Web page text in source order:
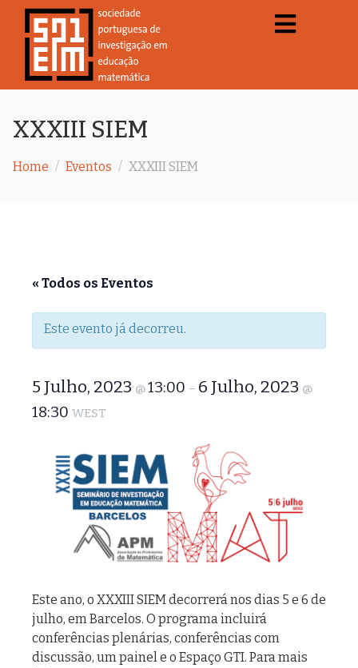
XXXIII SIEM
Home Eventos XXXIII SIEM
« Todos os Eventos
Este evento já decorreu.
5 Julho, 2023 @13:00 – 6 Julho, 2023 @
18:30 WEST
Este ano, o XXXIII SIEM decorrerá nos dias 5 e 6 de
julho, em Barcelos. O programa incluirá
conferências plenárias, conferências com
discussão, um painel e o Espaço GTI. Para mais